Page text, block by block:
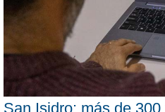
San Isidro: más de